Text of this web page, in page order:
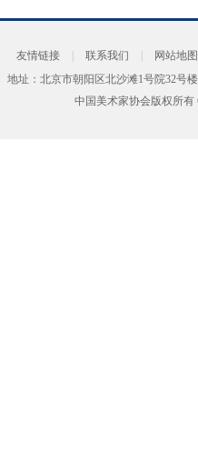
友情链接 联系我们
网站地图
地址：北京市朝阳区北沙滩1号院32号
中国美术家协会版权所有